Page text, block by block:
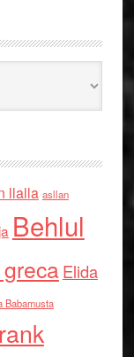
llalla asllan
Behlul
Elida
Babamusta